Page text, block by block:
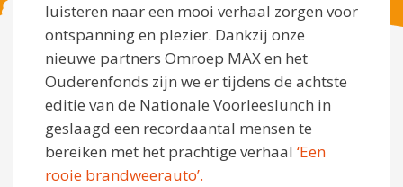
luisteren naar een mooi verhaal zorgen voor
ontspanning en plezier. Dankzij onze
nieuwe partners Omroep MAX en het
Ouderenfonds zijn we er tijdens de achtste
editie van de Nationale Voorleeslunch in
geslaagd een recordaantal mensen te
bereiken met het prachtige verhaal ‘Een
rooie brandweerauto’.